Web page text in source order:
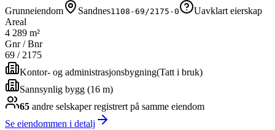
Grunneiendom
Sandnes1108-69/2175-0
Uavklart eierskap
Areal
4 289 m²
Gnr / Bnr
69 /2175
Kontor- og administrasjonsbygning(Tatt i bruk)
Sannsynlig bygg (16 m)
65 andre selskaperregistrert på samme eiendom
Se eiendommen i detalj